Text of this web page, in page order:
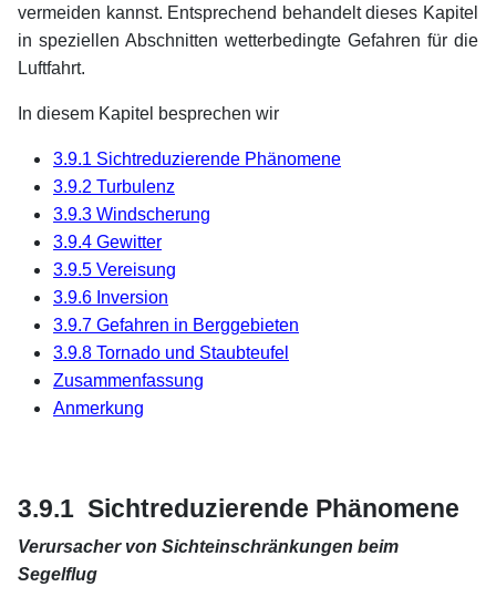
vermeiden kannst. Entsprechend behandelt dieses Kapitel
in speziellen Abschnitten wetterbedingte Gefahren für die
Luftfahrt.
In diesem Kapitel besprechen wir
3.9.1 Sichtreduzierende Phänomene
3.9.2 Turbulenz
3.9.3 Windscherung
3.9.4 Gewitter
3.9.5 Vereisung
3.9.6 Inversion
3.9.7 Gefahren in Berggebieten
3.9.8 Tornado und Staubteufel
Zusammenfassung
Anmerkung
3.9.1 Sichtreduzierende Phänomene
Verursacher von Sichteinschränkungen beim
Segelflug